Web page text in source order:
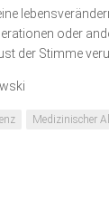
oder
der Stimme
Medizinischer